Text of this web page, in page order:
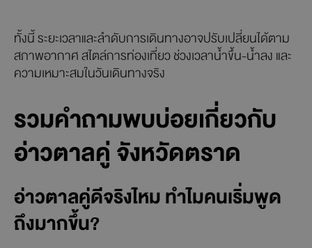
ทั้งนี้ ระยะเวลาและลำดับการเดินทางอาจปรับเปลี่ยนได้ตาม
สภาพอากาศ สไตล์การท่องเที่ยว ช่วงเวลาน้ำขึ้น-น้ำลง และ
ความเหมาะสมในวันเดินทางจริง
รวมคำถามพบบ่อยเกี่ยวกับ
อ่าวตาลคู่ จังหวัดตราด
อ่าวตาลคู่ดีจริงไหม ทำไมคนเริ่มพูด
ถึงมากขึ้น?